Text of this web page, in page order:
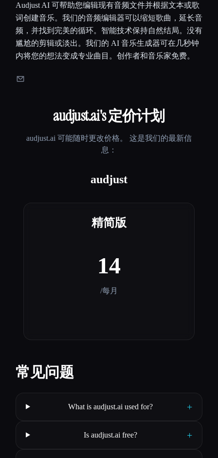
Audjust AI 可帮助您编辑现有音频文件并根据文本或歌
词创建音乐。我们的音频编辑器可以缩短歌曲，延长音
频，并找到完美的循环。智能技术保持自然结局。没有
尴尬的剪辑或淡出。我们的 AI 音乐生成器可在几秒钟
内将您的想法变成专业曲目。创作者和音乐家免费。
audjust.ai's 定价计划
audjust.ai 可能随时更改价格。 这是我们的最新信
息：
audjust
精简版
14
/每月
常见问题
What is audjust.ai used for? +
Is audjust.ai free? +